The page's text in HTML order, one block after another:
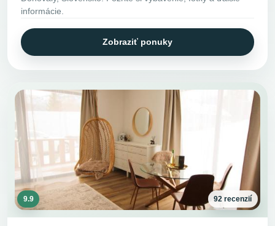
informácie.
Zobraziť ponuky
9.9 92 recenzií